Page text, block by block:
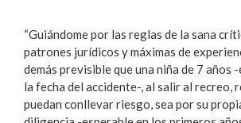
“Guiándome por las reglas de la sana
patrones jurídicos y máximas de
demás previsible que una niña de 7 años
la fecha del accidente-, al salir al recreo,
puedan conllevar riesgo, sea por su